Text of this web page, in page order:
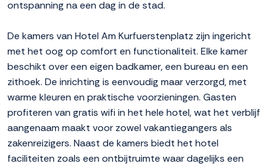
ontspanning na een dag in de stad.
De kamers van Hotel Am Kurfuerstenplatz zijn ingericht
met het oog op comfort en functionaliteit. Elke kamer
beschikt over een eigen badkamer, een bureau en een
zithoek. De inrichting is eenvoudig maar verzorgd, met
warme kleuren en praktische voorzieningen. Gasten
profiteren van gratis wifi in het hele hotel, wat het verblijf
aangenaam maakt voor zowel vakantiegangers als
zakenreizigers. Naast de kamers biedt het hotel
faciliteiten zoals een ontbijtruimte waar dagelijks een